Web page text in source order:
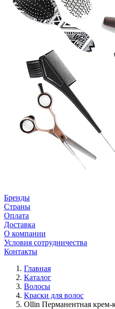
Бренды
Страны
Оплата
Доставка
О компании
Условия сотрудничества
Контакты
Главная
Каталог
Волосы
Краски для волос
Ollin Перманентная крем-